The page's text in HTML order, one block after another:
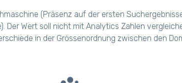
(Präsenz auf der ersten
Wert soll nicht mit Analytics Zahlen
in der Grössenordnung zwischen den